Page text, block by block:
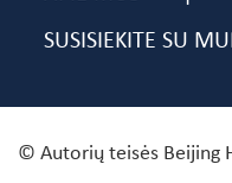
SUSISIEKITE SU
© Autorių teisės Beijing